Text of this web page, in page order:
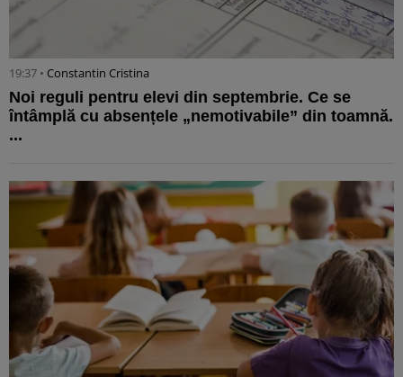
19:37 • Constantin Cristina
Noi reguli pentru elevi din septembrie. Ce se
întâmplă cu absențele „nemotivabile” din toamnă.
...